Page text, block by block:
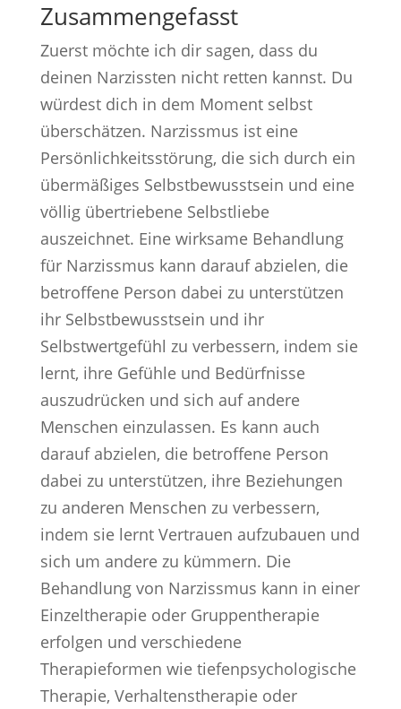
Zusammengefasst
Zuerst möchte ich dir sagen, dass du
deinen Narzissten nicht retten kannst. Du
würdest dich in dem Moment selbst
überschätzen. Narzissmus ist eine
Persönlichkeitsstörung, die sich durch ein
übermäßiges Selbstbewusstsein und eine
völlig übertriebene Selbstliebe
auszeichnet. Eine wirksame Behandlung
für Narzissmus kann darauf abzielen, die
betroffene Person dabei zu unterstützen
ihr Selbstbewusstsein und ihr
Selbstwertgefühl zu verbessern, indem sie
lernt, ihre Gefühle und Bedürfnisse
auszudrücken und sich auf andere
Menschen einzulassen. Es kann auch
darauf abzielen, die betroffene Person
dabei zu unterstützen, ihre Beziehungen
zu anderen Menschen zu verbessern,
indem sie lernt Vertrauen aufzubauen und
sich um andere zu kümmern. Die
Behandlung von Narzissmus kann in einer
Einzeltherapie oder Gruppentherapie
erfolgen und verschiedene
Therapieformen wie tiefenpsychologische
Therapie, Verhaltenstherapie oder